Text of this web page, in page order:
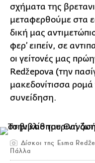
σχήματα της
μεταφερθούμε στα
δική μας
φερ’ ειπείν, σε
οι γείτονές μας
Redžepova (την
μακεδονίτισσα ρομά
συνείδηση.
Δίσκοι της Esma
Πάλλα